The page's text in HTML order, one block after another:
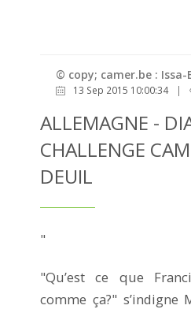
© copy; camer.be : Issa-
13 Sep 2015 10:00:34 |
ALLEMAGNE -
CHALLENGE
DEUIL
"
"Qu’est ce que
comme ça?" s’indigne